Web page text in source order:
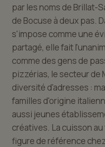
par les noms de Brillat-
de Bocuse à deux pas.
s'impose comme une
partagé, elle fait
comme des gens de
pizzérias, le secteur de
diversité d'adresses :
familles d'origine
aussi jeunes
créatives. La cuisson
figure de référence